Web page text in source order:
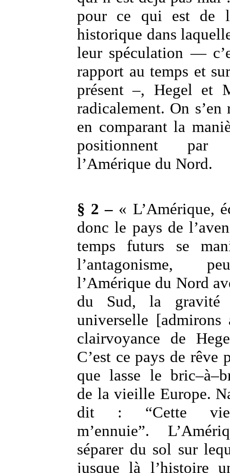
pour ce qui est de
historique dans
leur spéculation —
rapport au temps et
présent –, Hegel et
radicalement. On s’en
en comparant la
positionnent
l’Amérique du Nord.
§ 2 – « L’Amérique,
donc le pays de
temps futurs se
l’antagonisme,
l’Amérique du Nord
du Sud, la gravité
universelle [admirons
clairvoyance de
C’est ce pays de rêve
que lasse le
de la vieille Europe.
dit : “Cette
m’ennuie”.
séparer du sol sur
jusque là l’histoire